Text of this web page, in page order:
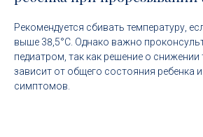
Рекомендуется сбивать температуру,
выше 38,5°C. Однако важно
педиатром, так как решение о снижении
зависит от общего состояния ребенка
симптомов.